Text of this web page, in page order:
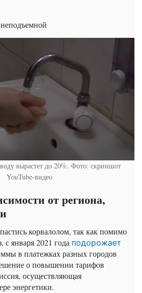
вырастет до 20%. Фото: скриншот
YouTube-видео
от региона,
корвалолом, так как помимо
с января 2021 года подорожает
в платежках разных городов
о повышении тарифов
, осуществляющая
энергетики.